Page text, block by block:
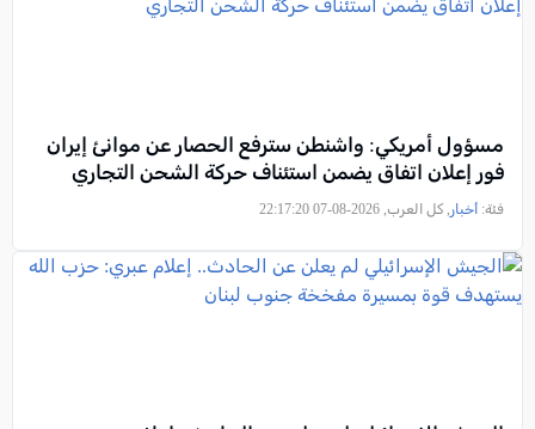
مسؤول أمريكي: واشنطن سترفع الحصار عن موانئ إيران
فور إعلان اتفاق يضمن استئناف حركة الشحن التجاري
فئة: أخبار , كل العرب, 2026-08-07 22:17:20